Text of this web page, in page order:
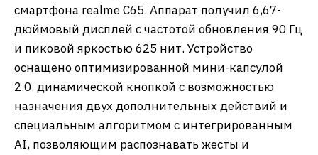
смартфона realme C65. Аппарат получил 6,67-
дюймовый дисплей с частотой обновления 90 Гц
и пиковой яркостью 625 нит. Устройство
оснащено оптимизированной мини-капсулой
2.0, динамической кнопкой с возможностью
назначения двух дополнительных действий и
специальным алгоритмом с интегрированным
AI, позволяющим распознавать жесты и